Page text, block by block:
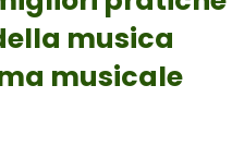
musica
musicale